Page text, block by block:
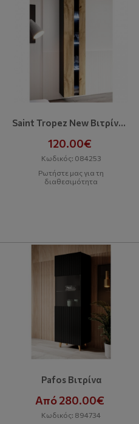
Saint Tropez New Βιτρίνα 180
120.00€
Κωδικός: 084253
Ρωτήστε μας για τη
διαθεσιμότητα
Pafos Βιτρίνα
Από 280.00€
Κωδικός: 894734